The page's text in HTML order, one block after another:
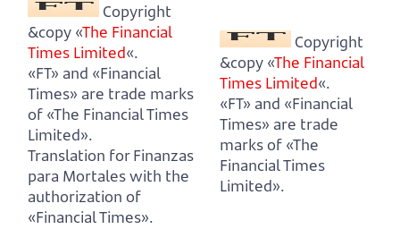
Copyright
&copy «The Financial
Times Limited«.
«FT» and «Financial
Times» are trade marks
of «The Financial Times
Limited».
Translation for Finanzas
para Mortales with the
authorization of
«Financial Times».
Copyright
&copy «The Financial
Times Limited«.
«FT» and «Financial
Times» are trade
marks of «The
Financial Times
Limited».